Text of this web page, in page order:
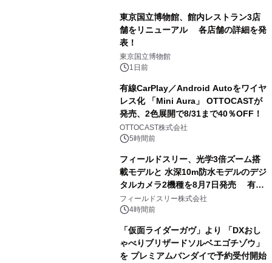
東京国立博物館、館内レストラン3店
舗をリニューアル 各店舗の詳細を発
表！
東京国立博物館
1日前
有線CarPlay／Android Autoをワイヤ
レス化 「Mini Aura」 OTTOCASTが
発売、2色展開で8/31まで40％OFF！
OTTOCAST株式会社
5時間前
フィールドスリー、光学3倍ズーム搭
載モデルと 水深10m防水モデルのデジ
タルカメラ2機種を8月7日発売 有効
約1300万画素、用途別に選べるコンデ
ジ新登場
フィールドスリー株式会社
4時間前
「仮面ライダーガヴ」より 「DXおし
ゃべりブリザードソルベエゴチゾウ」
を プレミアムバンダイで予約受付開始